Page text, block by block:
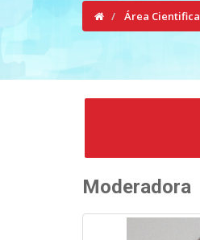
Área Cientifica
Moderadora